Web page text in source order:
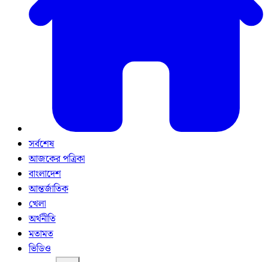
সর্বশেষ
আজকের পত্রিকা
বাংলাদেশ
আন্তর্জাতিক
খেলা
অর্থনীতি
মতামত
ভিডিও